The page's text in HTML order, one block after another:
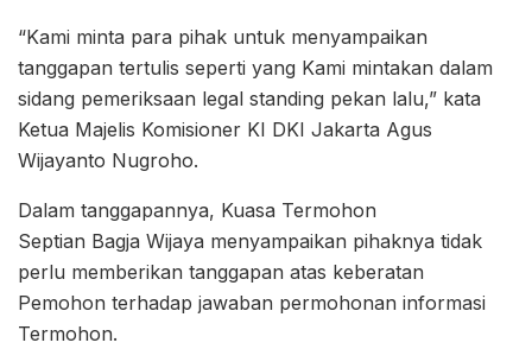
“Kami minta para pihak untuk menyampaikan
tanggapan tertulis seperti yang Kami mintakan dalam
sidang pemeriksaan legal standing pekan lalu,” kata
Ketua Majelis Komisioner KI DKI Jakarta Agus
Wijayanto Nugroho.
Dalam tanggapannya, Kuasa Termohon
Septian Bagja Wijaya menyampaikan pihaknya tidak
perlu memberikan tanggapan atas keberatan
Pemohon terhadap jawaban permohonan informasi
Termohon.